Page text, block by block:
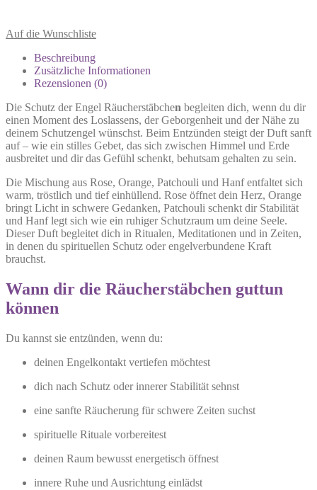
Auf die Wunschliste
Beschreibung
Zusätzliche Informationen
Rezensionen (0)
Die Schutz der Engel Räucherstäbchen begleiten dich, wenn du dir
einen Moment des Loslassens, der Geborgenheit und der Nähe zu
deinem Schutzengel wünschst. Beim Entzünden steigt der Duft sanft
auf – wie ein stilles Gebet, das sich zwischen Himmel und Erde
ausbreitet und dir das Gefühl schenkt, behutsam gehalten zu sein.
Die Mischung aus Rose, Orange, Patchouli und Hanf entfaltet sich
warm, tröstlich und tief einhüllend. Rose öffnet dein Herz, Orange
bringt Licht in schwere Gedanken, Patchouli schenkt dir Stabilität
und Hanf legt sich wie ein ruhiger Schutzraum um deine Seele.
Dieser Duft begleitet dich in Ritualen, Meditationen und in Zeiten,
in denen du spirituellen Schutz oder engelverbundene Kraft
brauchst.
Wann dir die Räucherstäbchen guttun
können
Du kannst sie entzünden, wenn du:
deinen Engelkontakt vertiefen möchtest
dich nach Schutz oder innerer Stabilität sehnst
eine sanfte Räucherung für schwere Zeiten suchst
spirituelle Rituale vorbereitest
deinen Raum bewusst energetisch öffnest
innere Ruhe und Ausrichtung einlädst